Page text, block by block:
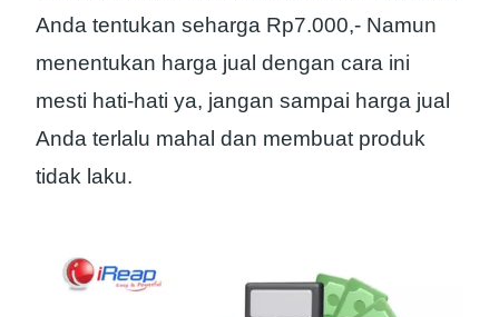
Anda tentukan seharga Rp7.000,- Namun
menentukan harga jual dengan cara ini
mesti hati-hati ya, jangan sampai harga jual
Anda terlalu mahal dan membuat produk
tidak laku.